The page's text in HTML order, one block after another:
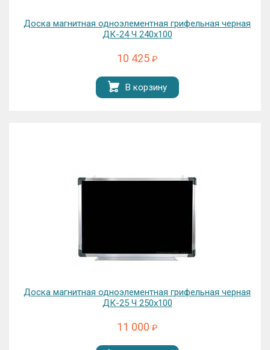
Доска магнитная одноэлементная грифельная черная
ДК-24 Ч 240х100
10 425 ₽
В корзину
Доска магнитная одноэлементная грифельная черная
ДК-25 Ч 250х100
11 000 ₽